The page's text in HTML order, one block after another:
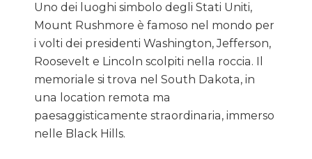
Uno dei luoghi simbolo degli Stati Uniti,
Mount Rushmore è famoso nel mondo per
i volti dei presidenti Washington, Jefferson,
Roosevelt e Lincoln scolpiti nella roccia. Il
memoriale si trova nel South Dakota, in
una location remota ma
paesaggisticamente straordinaria, immerso
nelle Black Hills.